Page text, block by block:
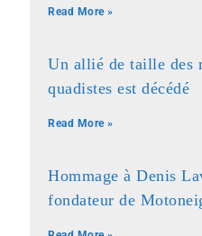
Read More »
Un allié de taille des
quadistes est décédé
Read More »
Hommage à Denis
fondateur de